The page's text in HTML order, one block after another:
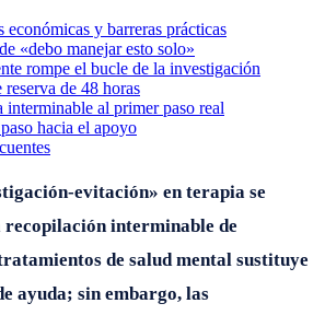
económicas y barreras prácticas
«debo manejar esto solo»
rompe el bucle de la investigación
de 48 horas
interminable al primer paso real
hacia el apoyo
evitación» en terapia se
recopilación interminable de
de salud mental sustituye
ayuda; sin embargo, las